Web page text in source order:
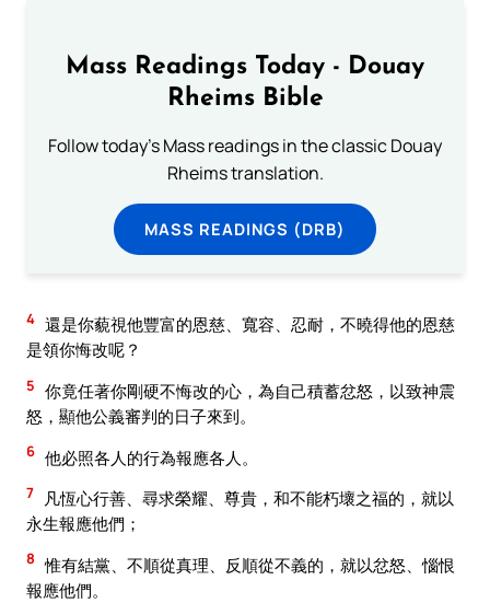
Mass Readings Today - Douay
Rheims Bible
Follow today's Mass readings in the classic Douay
Rheims translation.
MASS READINGS (DRB)
4 還是你藐視他豐富的恩慈、寬容、忍耐，不曉得他的恩慈
是領你悔改呢？
5 你竟任著你剛硬不悔改的心，為自己積蓄忿怒，以致神震
怒，顯他公義審判的日子來到。
6 他必照各人的行為報應各人。
7
凡恆心行善、尋求榮耀、尊貴，和不能朽壞之福的，就以
永生報應他們；
8 惟有結黨、不順從真理、反順從不義的，就以忿怒、惱恨
報應他們。